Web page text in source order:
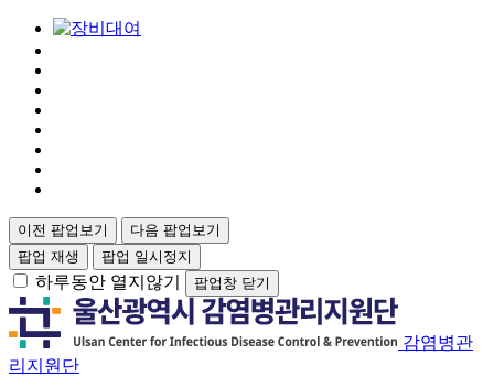
이전 팝업보기
다음 팝업보기
팝업 재생
팝업 일시정지
하루동안 열지않기 팝업창 닫기
감염병관
리지원단